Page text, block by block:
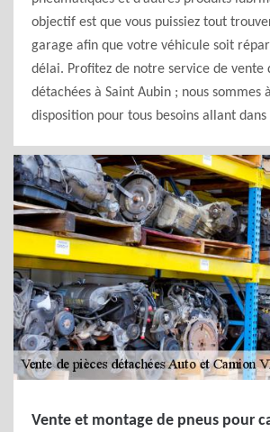
objectif est que vous puissiez tout
garage afin que votre véhicule soit
délai. Profitez de notre service de vente
détachées à Saint Aubin ; nous sommes
disposition pour tous besoins allant dans
Vente et montage de pneus pour